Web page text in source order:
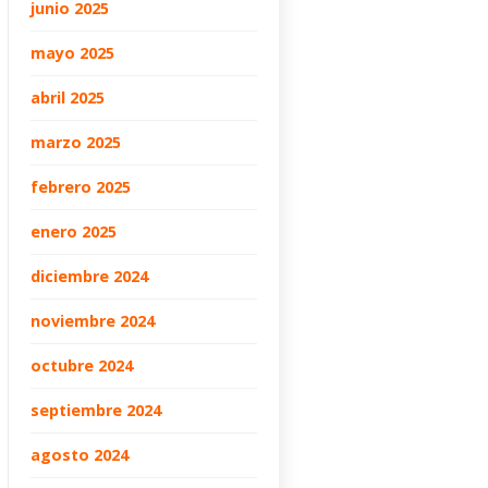
junio 2025
mayo 2025
abril 2025
marzo 2025
febrero 2025
enero 2025
diciembre 2024
noviembre 2024
octubre 2024
septiembre 2024
agosto 2024